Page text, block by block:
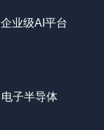
企业级AI平台
电子半导体